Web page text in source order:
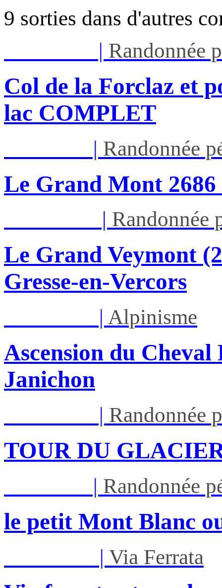
9 sorties dans d'autres
| Randonnée
Col de la Forclaz et
lac COMPLET
| Randonnée
Le Grand Mont
| Randonnée
Le Grand Veymont
Gresse-en-Vercors
| Alpinisme
Ascension du
Janichon
| Randonnée
TOUR DU
| Randonnée
le petit Mont Blanc
| Via Ferrata